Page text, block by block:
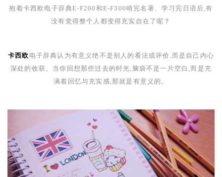
抱着卡西欧电子辞典E-F200 和E-F300啃完名著、学习完日语后,有
没有觉得整个人都变得充实自在了呢？
卡西欧 电子辞典认为有意义绝不是别人的看法或评价,而是自己内心
深处的收获。当你回想那些过去的时光,脑袋不是一片空白,而是充
满着回忆与充实感,那就是有意义的。